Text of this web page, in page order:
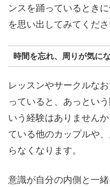
ンスを踊っているとき
を思い出してみてくださ
時間を忘れ、周りが気に
レッスンやサークルな
っていると、あっとい
いう経験はありません
ている他のカップルや
らなくなります。
意識が自分の内側と一